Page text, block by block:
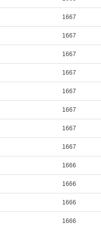
1667
1667
1667
1667
1667
1667
1667
1667
1666
1666
1666
1666